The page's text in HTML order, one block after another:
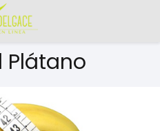
Plátano